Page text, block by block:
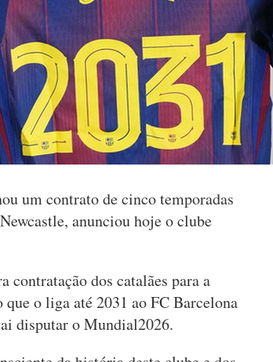
um contrato de cinco temporadas
anunciou hoje o clube
contratação dos catalães para a
o liga até 2031 ao FC Barcelona
disputar o Mundial2026.